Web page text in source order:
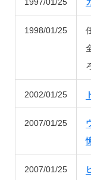
1998/01/25
2002/01/25
2007/01/25
2007/01/25